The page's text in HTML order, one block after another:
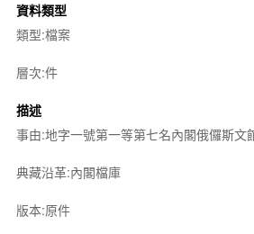
資料類型
類型:檔案
層次:件
描述
事由:地字一號第一等第七名內閣俄儸斯文
典藏沿革:內閣檔庫
版本:原件